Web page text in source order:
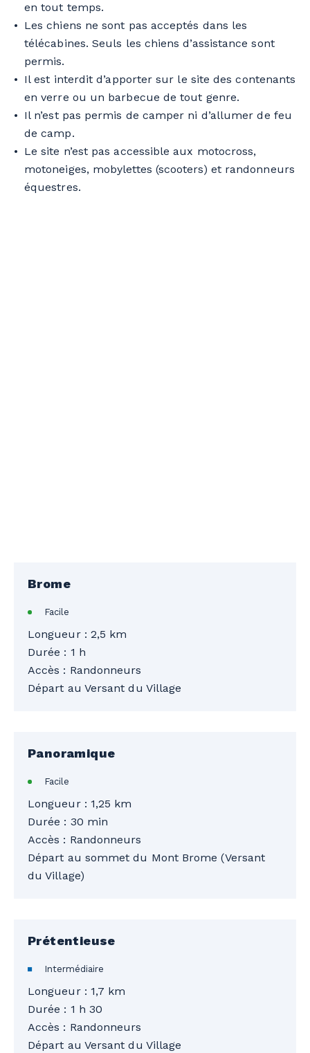
en tout temps.
Les chiens ne sont pas acceptés dans les
télécabines. Seuls les chiens d’assistance sont
permis.
Il est interdit d’apporter sur le site des contenants
en verre ou un barbecue de tout genre.
Il n’est pas permis de camper ni d’allumer de feu
de camp.
Le site n’est pas accessible aux motocross,
motoneiges, mobylettes (scooters) et randonneurs
équestres.
Brome
Facile
Longueur : 2,5 km
Durée : 1 h
Accès : Randonneurs
Départ au Versant du Village
Panoramique
Facile
Longueur : 1,25 km
Durée : 30 min
Accès : Randonneurs
Départ au sommet du Mont Brome (Versant
du Village)
Prétentieuse
Intermédiaire
Longueur : 1,7 km
Durée : 1 h 30
Accès : Randonneurs
Départ au Versant du Village